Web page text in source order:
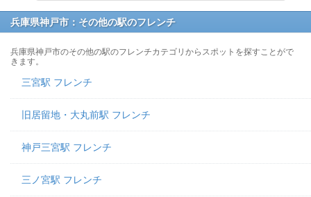
兵庫県神戸市：その他の駅のフレンチ
兵庫県神戸市のその他の駅のフレンチカテゴリからスポットを探すことがで
きます。
三宮駅 フレンチ
旧居留地・大丸前駅 フレンチ
神戸三宮駅 フレンチ
三ノ宮駅 フレンチ